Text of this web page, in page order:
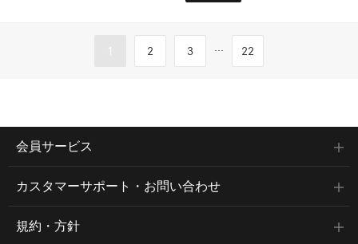
1 2 3 ... 22
会員サービス
カスタマーサポート・お問い合わせ
規約・方針